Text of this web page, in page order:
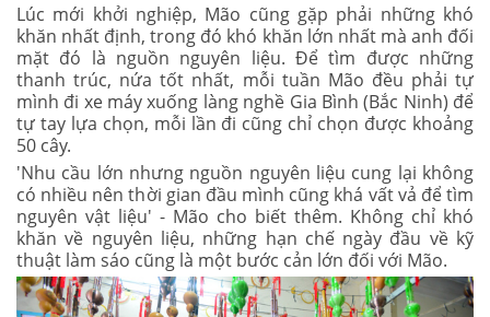
Lúc mới khởi nghiệp, Mão cũng gặp phải những khó
khăn nhất định, trong đó khó khăn lớn nhất mà anh đối
mặt đó là nguồn nguyên liệu. Để tìm được những
thanh trúc, nứa tốt nhất, mỗi tuần Mão đều phải tự
mình đi xe máy xuống làng nghề Gia Bình (Bắc Ninh) để
tự tay lựa chọn, mỗi lần đi cũng chỉ chọn được khoảng
50 cây.
'Nhu cầu lớn nhưng nguồn nguyên liệu cung lại không
có nhiều nên thời gian đầu mình cũng khá vất vả để tìm
nguyên vật liệu' - Mão cho biết thêm. Không chỉ khó
khăn về nguyên liệu, những hạn chế ngày đầu về kỹ
thuật làm sáo cũng là một bước cản lớn đối với Mão.